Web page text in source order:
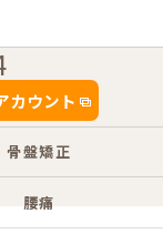
カウント
骨盤矯正
腰痛